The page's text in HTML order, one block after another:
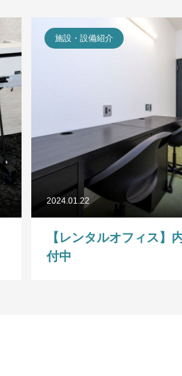
2024.01.22
施設・設備紹介
【レンタルオフィス】
付中